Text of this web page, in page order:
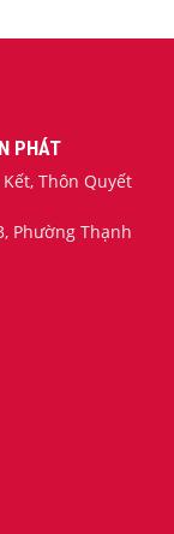
PHÁT
Thôn Quyết
Phường Thạnh